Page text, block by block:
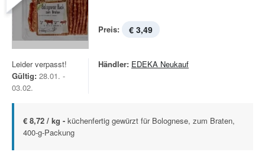
Preis: € 3,49
Leider verpasst!
Gültig: 28.01. -
03.02.
Händler: EDEKA Neukauf
€ 8,72 / kg - küchenfertig gewürzt für Bolognese, zum Braten,
400-g-Packung